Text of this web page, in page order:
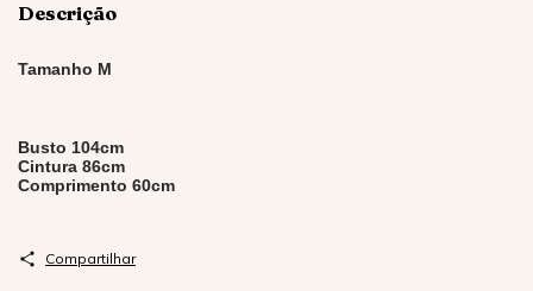
Descrição
Tamanho M
Busto 104cm
Cintura 86cm
Comprimento 60cm
Compartilhar